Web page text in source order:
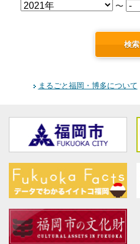
〜
検索
まるごと福岡・博多について